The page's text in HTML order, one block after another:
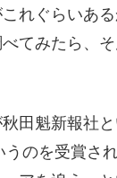
れぐらいあ
てみたら、
田魁新報社
のを受賞さ